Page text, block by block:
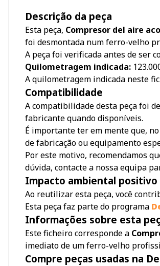
Descrição da peça
Esta peça, Compresor del aire
foi desmontada num ferro-velho
A peça foi verificada antes de ser
Quilometragem indicada:
A quilometragem indicada neste
Compatibilidade
A compatibilidade desta peça foi
fabricante quando disponíveis.
É importante ter em mente que,
de fabricação ou equipamento
Por este motivo, recomendamos
dúvida, contacte a nossa equipa
Impacto ambiental positivo
Ao reutilizar esta peça, você
Esta peça faz parte do programa
Informações sobre esta
Este ficheiro corresponde a
imediato de um ferro-velho
Compre peças usadas na